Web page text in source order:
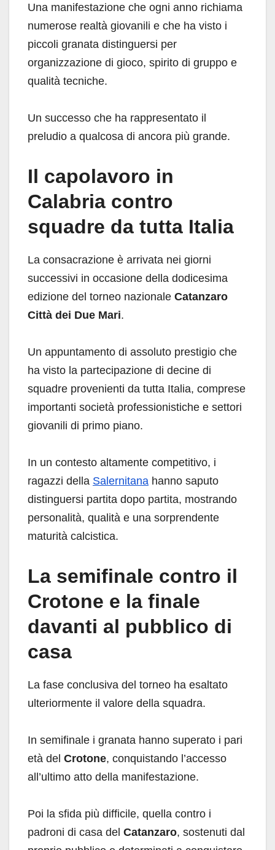
Una manifestazione che ogni anno richiama
numerose realtà giovanili e che ha visto i
piccoli granata distinguersi per
organizzazione di gioco, spirito di gruppo e
qualità tecniche.
Un successo che ha rappresentato il
preludio a qualcosa di ancora più grande.
Il capolavoro in
Calabria contro
squadre da tutta Italia
La consacrazione è arrivata nei giorni
successivi in occasione della dodicesima
edizione del torneo nazionale Catanzaro
Città dei Due Mari.
Un appuntamento di assoluto prestigio che
ha visto la partecipazione di decine di
squadre provenienti da tutta Italia, comprese
importanti società professionistiche e settori
giovanili di primo piano.
In un contesto altamente competitivo, i
ragazzi della Salernitana hanno saputo
distinguersi partita dopo partita, mostrando
personalità, qualità e una sorprendente
maturità calcistica.
La semifinale contro il
Crotone e la finale
davanti al pubblico di
casa
La fase conclusiva del torneo ha esaltato
ulteriormente il valore della squadra.
In semifinale i granata hanno superato i pari
età del Crotone, conquistando l’accesso
all’ultimo atto della manifestazione.
Poi la sfida più difficile, quella contro i
padroni di casa del Catanzaro, sostenuti dal